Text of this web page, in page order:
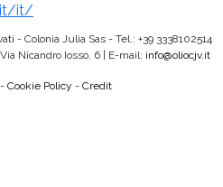
it/
- Colonia Julia Sas - Tel.: +39 3338102514
Nicandro Iosso, 6 | E-mail: info@oliocjv.it
- Cookie Policy - Credit